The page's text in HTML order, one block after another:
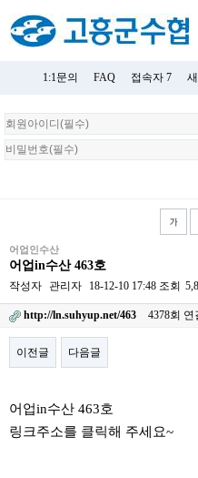
1:1문의 FAQ 접속자 7
회
원
로
어업인수산
어업in수산 463호
작성자 관리자 18-12-10 17:48 조회
http://ln.suhyup.net/463 4378회 연
이전글 다음글
어업in수산 463호
링크주소를 클릭해 주세요~